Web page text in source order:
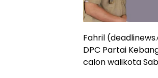
Fahril
DPC Partai
calon walikota